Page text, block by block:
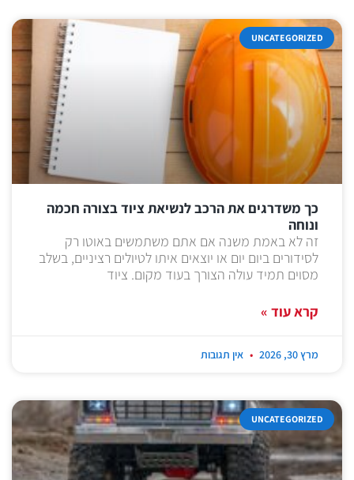
UNCATEGORIZED
כך משדרגים את הרכב לנשיאת ציוד בצורה חכמה
ונוחה
זה לא באמת משנה אם אתם משתמשים באוטו רק
לסידורים ביום יום או יוצאים איתו לטיולים רציניים, בשלב
מסוים תמיד עולה הצורך בעוד מקום. ציוד
קרא עוד »
מרץ 30, 2026 אין תגובות
UNCATEGORIZED